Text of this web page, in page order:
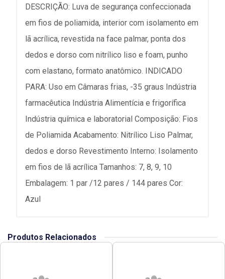
DESCRIÇÃO: Luva de segurança confeccionada
em fios de poliamida, interior com isolamento em
lã acrílica, revestida na face palmar, ponta dos
dedos e dorso com nitrílico liso e foam, punho
com elastano, formato anatômico. INDICADO
PARA: Uso em Câmaras frias, -35 graus Indústria
farmacêutica Indústria Alimentícia e frigorífica
Indústria química e laboratorial Composição: Fios
de Poliamida Acabamento: Nitrílico Liso Palmar,
dedos e dorso Revestimento Interno: Isolamento
em fios de lã acrílica Tamanhos: 7, 8, 9, 10
Embalagem: 1 par /12 pares / 144 pares Cor:
Azul
Produtos Relacionados